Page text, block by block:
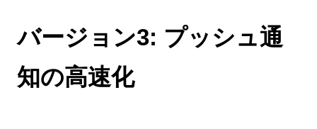
バージョン3: プッシュ通
知の高速化